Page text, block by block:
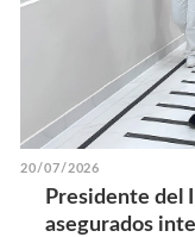
20/07/2026
Presidente del
asegurados